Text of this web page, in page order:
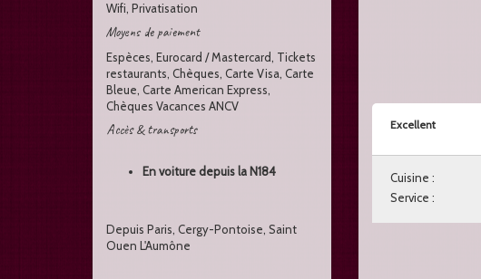
Wifi, Privatisation
Moyens de paiement
Espèces, Eurocard / Mastercard, Tickets
restaurants, Chèques, Carte Visa, Carte
Bleue, Carte American Express,
Chèques Vacances ANCV
Accès & transports
En voiture depuis la N184
Depuis Paris, Cergy-Pontoise, Saint
Ouen L'Aumône
Excellent
Cuisine :
Service :